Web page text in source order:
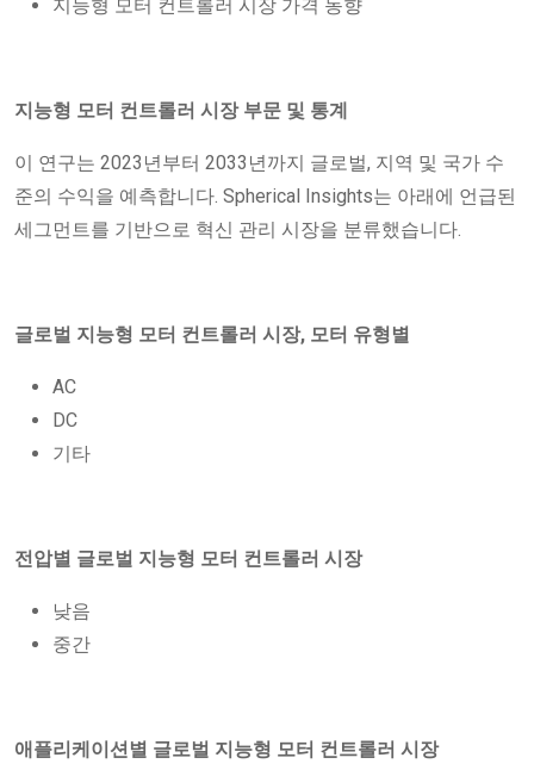
지능형 모터 컨트롤러 시장 가격 동향
지능형 모터 컨트롤러 시장 부문 및 통계
이 연구는 2023년부터 2033년까지 글로벌, 지역 및 국가 수
준의 수익을 예측합니다. Spherical Insights는 아래에 언급된
세그먼트를 기반으로 혁신 관리 시장을 분류했습니다.
글로벌 지능형 모터 컨트롤러 시장, 모터 유형별
AC
DC
기타
전압별 글로벌 지능형 모터 컨트롤러 시장
낮음
중간
애플리케이션별 글로벌 지능형 모터 컨트롤러 시장